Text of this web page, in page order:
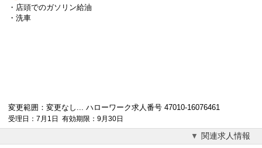
・店頭でのガソリン給油
・洗車
変更範囲：変更なし... ハローワーク求人番号 47010-16076461
受理日：7月1日 有効期限：9月30日
関連求人情報